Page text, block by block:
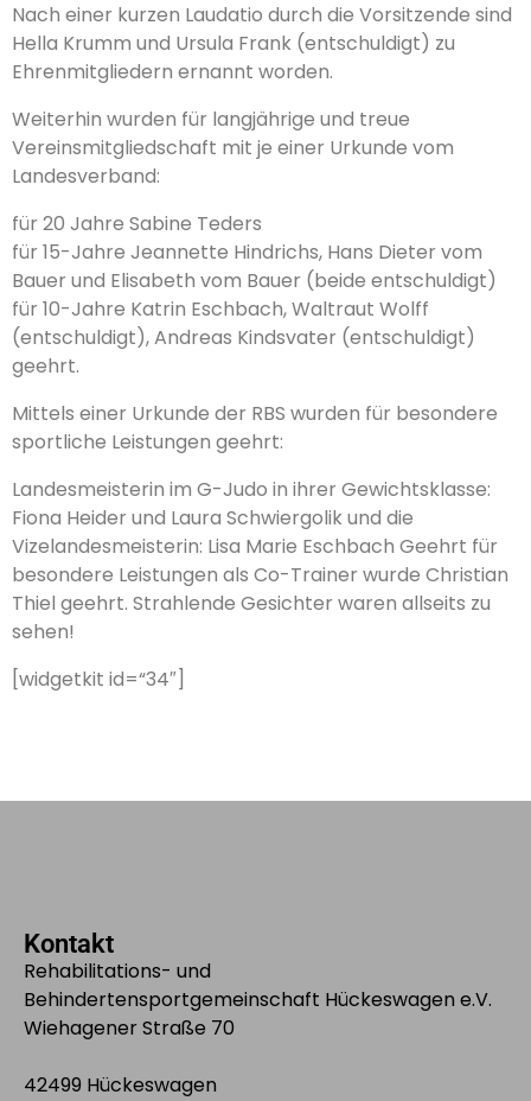
Nach einer kurzen Laudatio durch die Vorsitzende sind
Hella Krumm und Ursula Frank (entschuldigt) zu
Ehrenmitgliedern ernannt worden.
Weiterhin wurden für langjährige und treue
Vereinsmitgliedschaft mit je einer Urkunde vom
Landesverband:
für 20 Jahre Sabine Teders
für 15-Jahre Jeannette Hindrichs, Hans Dieter vom
Bauer und Elisabeth vom Bauer (beide entschuldigt)
für 10-Jahre Katrin Eschbach, Waltraut Wolff
(entschuldigt), Andreas Kindsvater (entschuldigt)
geehrt.
Mittels einer Urkunde der RBS wurden für besondere
sportliche Leistungen geehrt:
Landesmeisterin im G-Judo in ihrer Gewichtsklasse:
Fiona Heider und Laura Schwiergolik und die
Vizelandesmeisterin: Lisa Marie Eschbach Geehrt für
besondere Leistungen als Co-Trainer wurde Christian
Thiel geehrt. Strahlende Gesichter waren allseits zu
sehen!
[widgetkit id=“34″]
Kontakt
Rehabilitations- und
Behindertensportgemeinschaft Hückeswagen e.V.
Wiehagener Straße 70
42499 Hückeswagen